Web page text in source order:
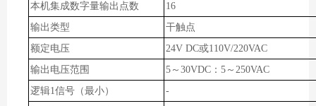
本机集成数字量输出点数
16
输出类型
干触点
额定电压
24V DC或110V/220VAC
输出电压范围
5 ～ 30VDC：5 ～ 250VAC
逻辑1信号（最小）
-